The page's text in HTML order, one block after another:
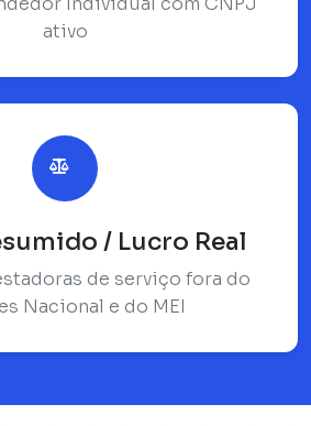
ativo
/ Lucro Real
de serviço fora do
Nacional e do MEI